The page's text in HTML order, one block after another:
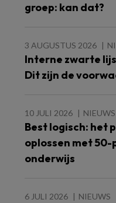
groep: kan dat?
3 AUGUSTUS 2026
Interne zwarte
Dit zijn de
10 JULI 2026 NIEUWS
Best logisch: het
oplossen met 50-
onderwijs
6 JULI 2026 NIEUWS